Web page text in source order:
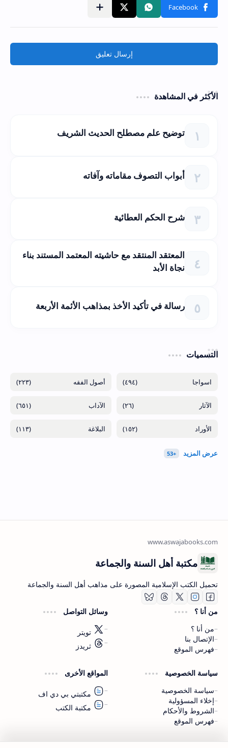
إرسال تعليق
الأكثر في المشاهدة
توضيح علم مصطلح الحديث الشريف
أبواب التصوف مقاماته وآفاته
شرح الحكم العطائية
المعتقد المنتقد مع حاشيته المعتمد المستند بناء
نجاة الأبد
رسالة في تأكيد الأخذ بمذاهب الأئمة الأربعة
التسميات
(٤٩٤) (٢٢٣)
(٢٦) (٦٥١)
(١٥٢) (١١٣)
اشترك الآن
اشترك في قناتنا على تليجرام
مكتبة أهل السنة والجماعة
تحميل الكتب الإسلامية المصورة على مذاهب أهل السنة والجماعة
من أنا ؟
من أنا ؟
الإتصال بنا
فهرس الموقع
وسائل التواصل
تويتر
ثريدز
سياسة الخصوصية
سياسة الخصوصية
إخلاء المسؤولية
الشروط والأحكام
فهرس الموقع
المواقع الأخرى
مكتبتي بي دي اف
مكتبة الكتب